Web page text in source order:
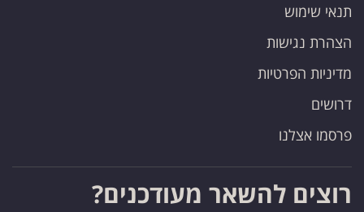
תנאי שימוש
הצהרת נגישות
מדיניות הפרטיות
דרושים
פרסמו אצלנו
רוצים להשאר מעודכנים?